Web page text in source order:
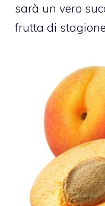
sarà un vero
frutta di